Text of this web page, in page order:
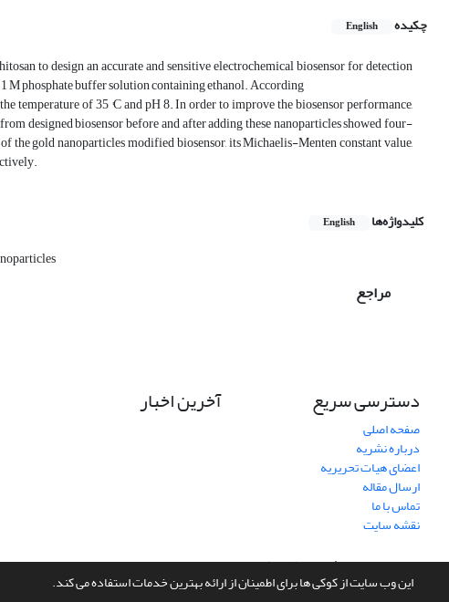
این وب سایت از کوکی ها برای اطمینان از ارائه بهترین خدمات استفاده می کند.
چکیده English
to design an accurate and sensitive electrochemical biosensor for detection
M phosphate buffer solution containing ethanol. According
temperature of 35 °C and pH 8. In order to improve the biosensor performance,
designed biosensor before and after adding these nanoparticles showed four-
gold nanoparticles modified biosensor, its Michaelis-Menten constant value,
کلیدواژه‌ها English
مراجع
دسترسی سریع
صفحه اصلی
درباره نشریه
اعضای هیات تحریریه
ارسال مقاله
تماس با ما
نقشه سایت
آخرین اخبار
سامانه مدیریت نشریات علمی.طراحی و پیاده سازی ازسیناوب